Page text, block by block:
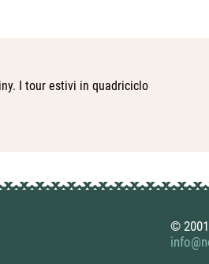
I tour estivi in quadriciclo
©